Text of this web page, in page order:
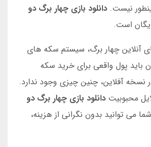
نیست. دانلود بازی چهار برگ دو
است.
آنلاین چهار برگ، سیستم سکه های
باید پول واقعی برای خرید سکه
نسخه آفلاین، چنین چیزی وجود ندارد.
محبوبیت دانلود بازی چهار برگ دو
می توانید بدون نگرانی از هزینه،